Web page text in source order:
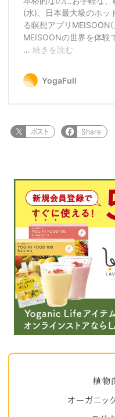
ポスト Share
植物
オーガニッ